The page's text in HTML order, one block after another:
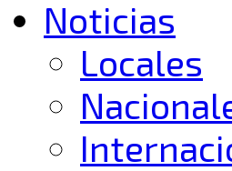
Noticias
Locales